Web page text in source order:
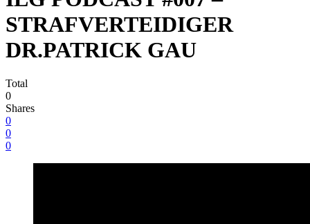
STRAFVERTEIDIGER
DR.PATRICK GAU
Total
0
Shares
0
0
0